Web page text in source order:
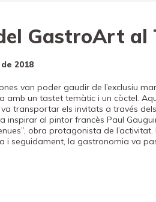
GastroArt al
2018
van poder gaudir de l’exclusiu
amb un tastet temàtic i un còctel.
transportar els invitats a través
inspirar al pintor francès Paul
obra protagonista de
i seguidament, la gastronomia va